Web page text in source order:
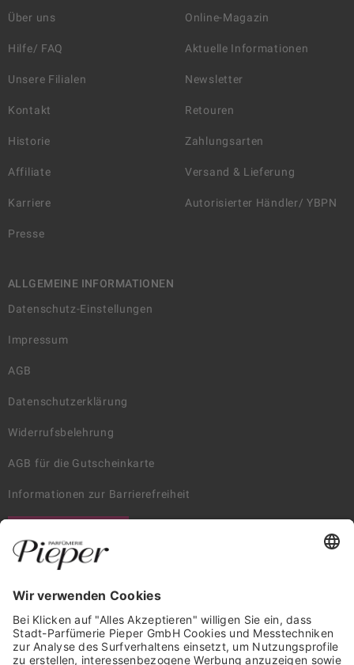
Über uns
Hilfe/ FAQ
Unsere Filialen
Kontakt
Historie
Affiliate
Karriere
Presse
Online-Magazin
Aktuelle Informationen
Newsletter
Retouren
Zahlungsarten
Versand & Lieferung
Autorisierter Händler/ YBPN
ALLGEMEINE INFORMATIONEN
Datenschutz-Einstellungen
Impressum
AGB
Datenschutzerklärung
Widerrufsbelehrung
AGB für die Gutscheinkarte
Informationen zur Barrierefreiheit